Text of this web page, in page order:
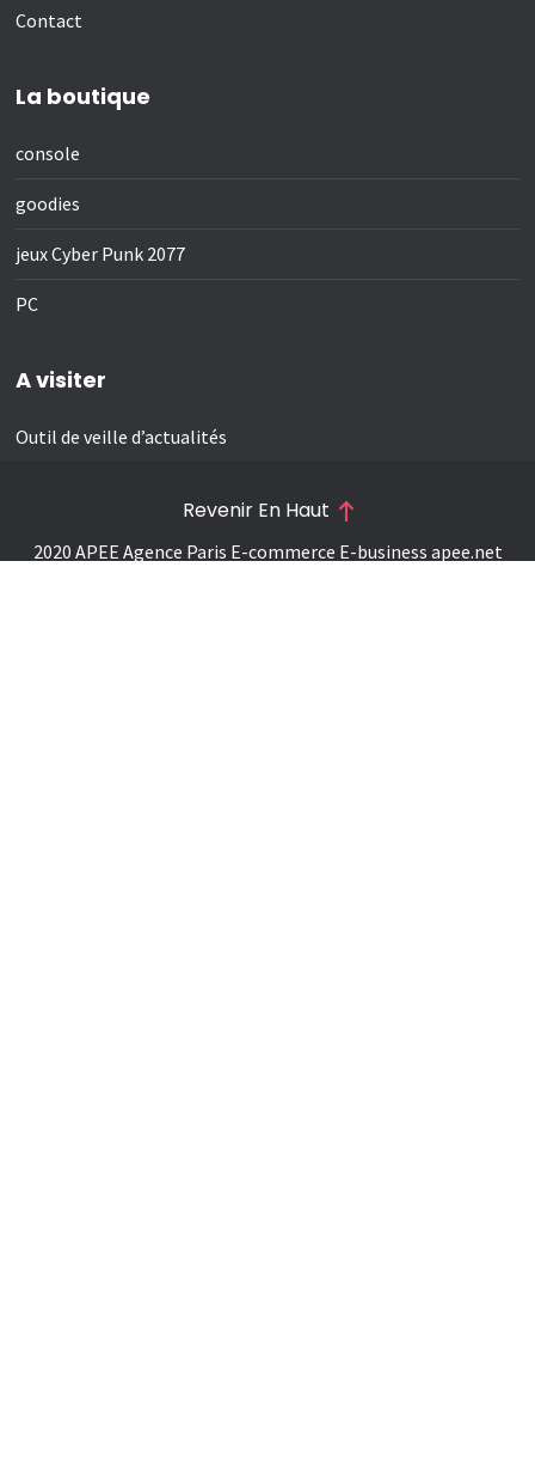
Contact
La boutique
console
goodies
jeux Cyber Punk 2077
PC
A visiter
Outil de veille d’actualités
2020 APEE Agence Paris E-commerce E-business apee.net
Revenir En Haut